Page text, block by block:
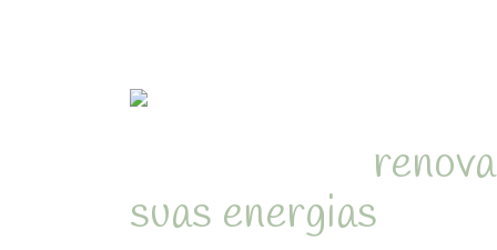
suas energias